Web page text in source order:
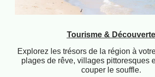
Tourisme & Découverte
Explorez les trésors de la région à
plages de rêve, villages pittoresques
couper le souffle.